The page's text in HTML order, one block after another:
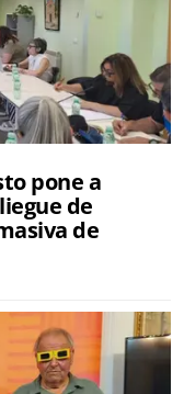
pone a
de
de